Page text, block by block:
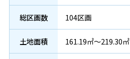
総区画数 104区画
土地面積 161.19㎡～219.30㎡